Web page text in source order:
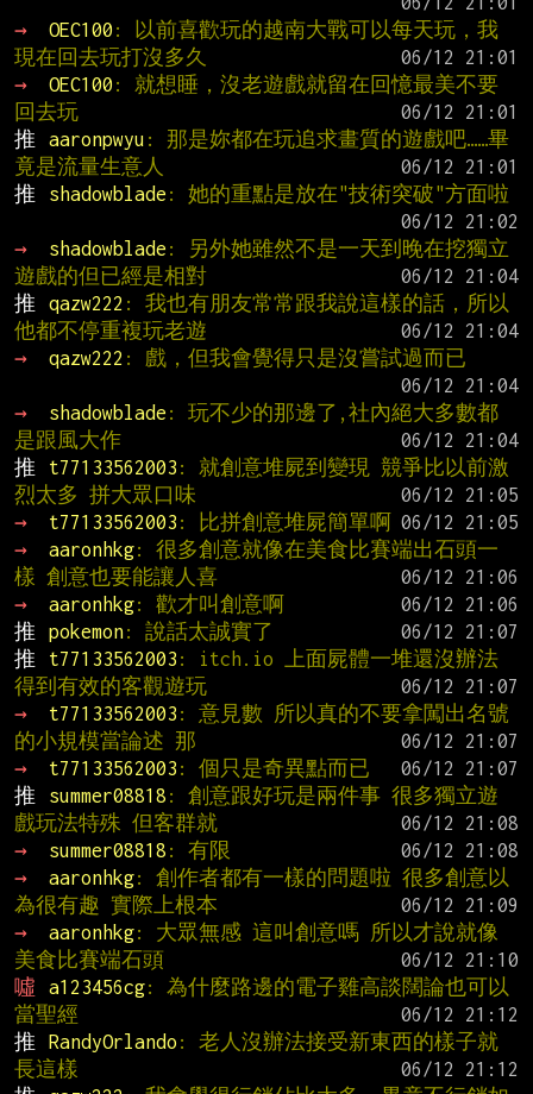
→
OEC100 : 以前喜歡玩的越南大戰可以每天玩，我
現在回去玩打沒多久
→
OEC100 : 就想睡，沒老遊戲就留在回憶最美不要
回去玩
推
aaronpwyu : 那是妳都在玩追求畫質的遊戲吧……畢
竟是流量生意人
推
shadowblade : 她的重點是放在"技術突破"方面啦
→
shadowblade : 另外她雖然不是一天到晚在挖獨立
遊戲的但已經是相對
推
qazw222 : 我也有朋友常常跟我說這樣的話，所以
他都不停重複玩老遊
→
qazw222 : 戲，但我會覺得只是沒嘗試過而已
→
shadowblade : 玩不少的那邊了,社內絕大多數都
是跟風大作
推
t77133562003 : 就創意堆屍到變現 競爭比以前激
烈太多 拼大眾口味
→
t77133562003 : 比拼創意堆屍簡單啊
→
aaronhkg: 很多創意就像在美食比賽端出石頭一
樣 創意也要能讓人喜
→
aaronhkg: 歡才叫創意啊
推
pokemon: 說話太誠實了
推
t77133562003 : itch.io 上面屍體一堆還沒辦法
得到有效的客觀遊玩
→
t77133562003 : 意見數 所以真的不要拿闖出名號
的小規模當論述 那
→
t77133562003 : 個只是奇異點而已
推
summer08818 : 創意跟好玩是兩件事 很多獨立遊
戲玩法特殊 但客群就
→
summer08818 : 有限
→
aaronhkg: 創作者都有一樣的問題啦 很多創意以
為很有趣 實際上根本
→
aaronhkg: 大眾無感 這叫創意嗎 所以才說就像
美食比賽端石頭
噓
a123456cg: 為什麼路邊的電子雞高談闊論也可以
當聖經
推
RandyOrlando : 老人沒辦法接受新東西的樣子就
長這樣